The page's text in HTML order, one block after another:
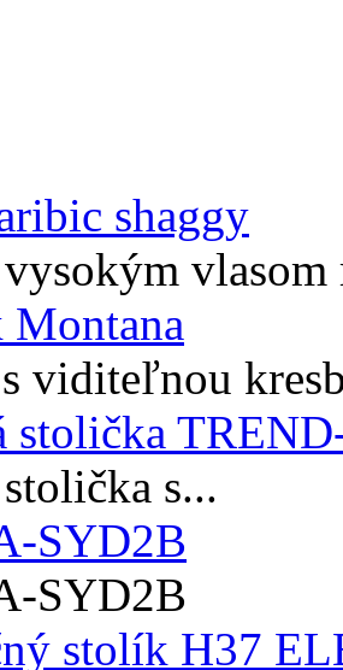
shaggy
viditeľnou
stolička
s...
SYD2B
SYD2B
stolík H37